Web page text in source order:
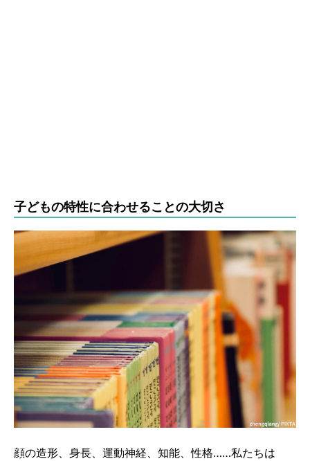
子どもの特性に合わせることの大切さ
顔の造形、身長、運動神経、知能、性格……私たちは